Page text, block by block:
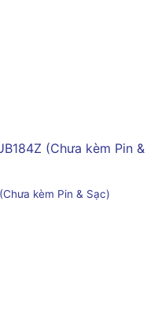
kèm Pin & Sạc)